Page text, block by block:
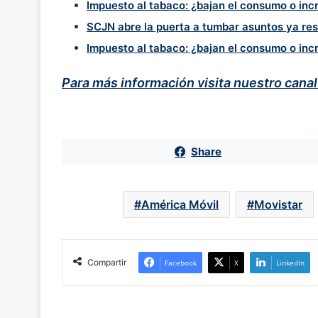
Impuesto al tabaco: ¿bajan el consumo o
SCJN abre la puerta a tumbar asuntos ya
Impuesto al tabaco: ¿bajan el consumo o
Para más información visita nuestro
Share
América Móvil Movistar
Compartir Facebook X LinkedIn